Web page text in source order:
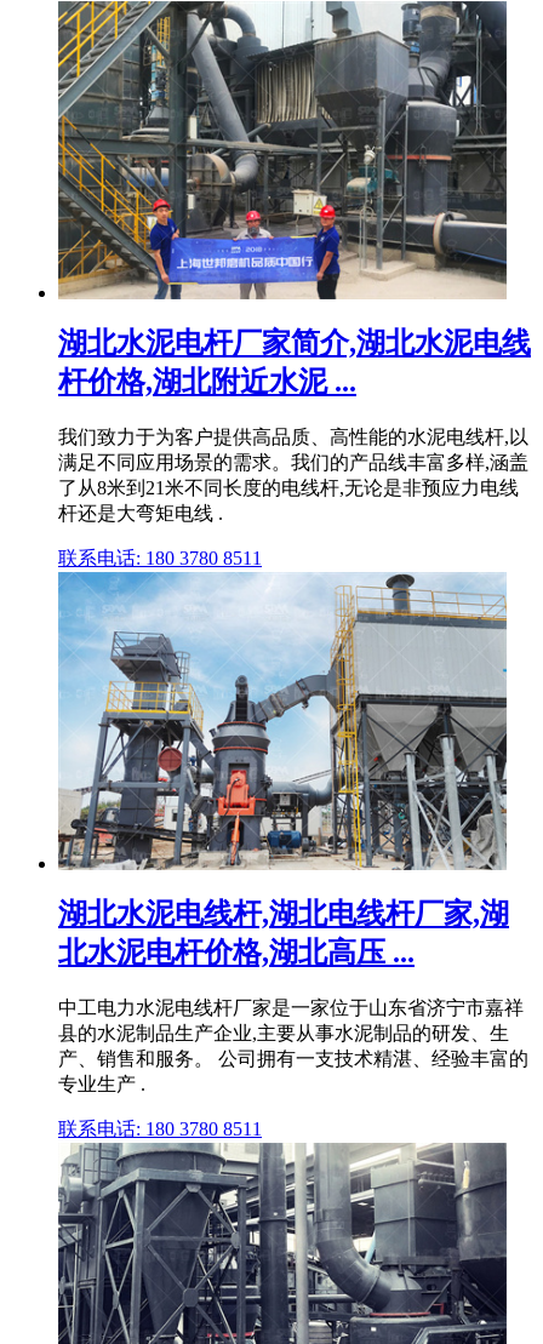
湖北水泥电杆厂家简介,湖北水泥电线
杆价格,湖北附近水泥 ...
我们致力于为客户提供高品质、高性能的水泥电线杆,以
满足不同应用场景的需求。我们的产品线丰富多样,涵盖
了从8米到21米不同长度的电线杆,无论是非预应力电线
杆还是大弯矩电线 .
联系电话: 180 3780 8511
湖北水泥电线杆,湖北电线杆厂家,湖
北水泥电杆价格,湖北高压 ...
中工电力水泥电线杆厂家是一家位于山东省济宁市嘉祥
县的水泥制品生产企业,主要从事水泥制品的研发、生
产、销售和服务。 公司拥有一支技术精湛、经验丰富的
专业生产 .
联系电话: 180 3780 8511